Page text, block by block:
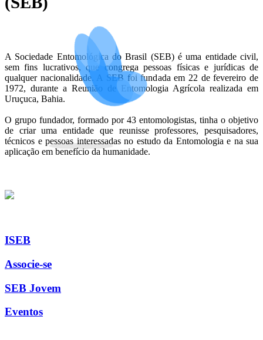
A Sociedade Entomológica do Brasil (SEB) é uma entidade civil,
sem fins lucrativos, que congrega pessoas físicas e jurídicas de
qualquer nacionalidade. A SEB foi fundada em 22 de fevereiro de
1972, durante a Reunião de Entomologia Agrícola realizada em
Uruçuca, Bahia.
O grupo fundador, formado por 43 entomologistas, tinha o objetivo
de criar uma entidade que reunisse professores, pesquisadores,
técnicos e pessoas interessadas no estudo da Entomologia e na sua
aplicação em benefício da humanidade.
ISEB
Associe-se
SEB Jovem
Eventos